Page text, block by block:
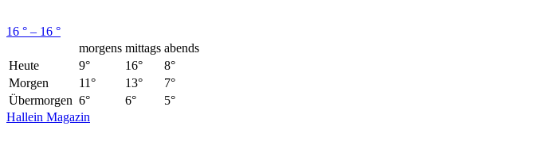
16 ° – 16 °
morgens mittags abends
Heute
9° 16°
8°
Morgen
11° 13°
7°
Übermorgen 6° 6°
5°
Hallein Magazin